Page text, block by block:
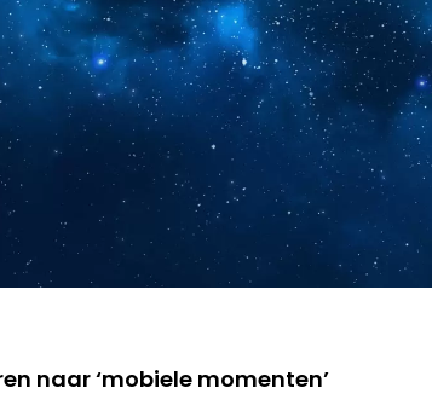
naar ‘mobiele momenten’